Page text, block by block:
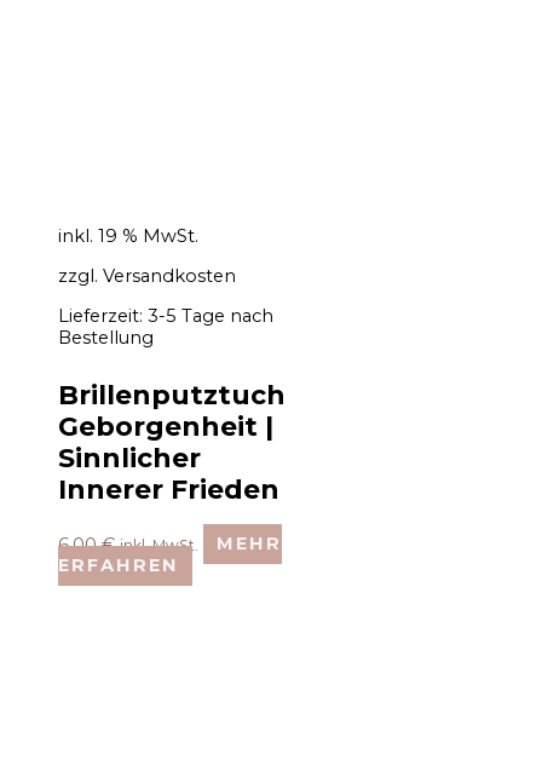
inkl. 19 % MwSt.
zzgl. Versandkosten
Lieferzeit: 3-5 Tage nach
Bestellung
Brillenputztuch
Geborgenheit |
Sinnlicher
Innerer Frieden
6,00€ inkl. MwSt.
MEHR
ERFAHREN